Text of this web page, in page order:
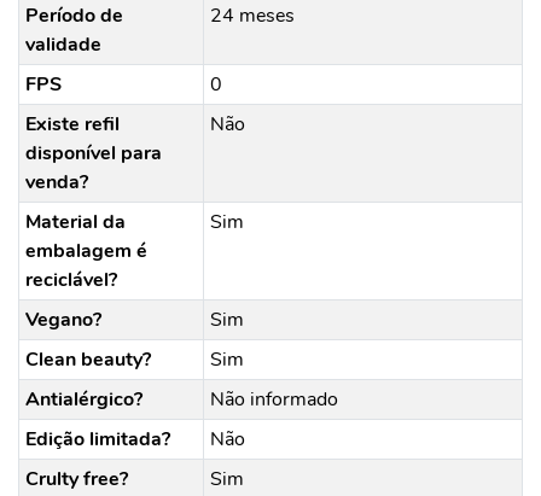
Período de
validade
24 meses
FPS
0
Existe refil
disponível para
venda?
Não
Material da
embalagem é
reciclável?
Sim
Vegano?
Sim
Clean beauty?
Sim
Antialérgico?
Não informado
Edição limitada?
Não
Crulty free?
Sim